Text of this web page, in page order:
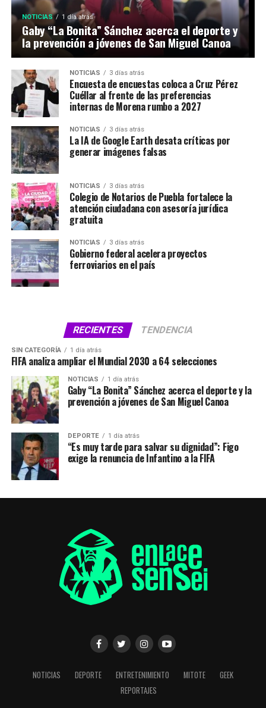
NOTICIAS 1 día atrás
Gaby “La Bonita” Sánchez acerca el deporte y
la prevención a jóvenes de San Miguel Canoa
NOTICIAS 3 días atrás
Encuesta de encuestas coloca a Cruz Pérez
Cuéllar al frente de las preferencias
internas de Morena rumbo a 2027
NOTICIAS 3 días atrás
La IA de Google Earth desata críticas por
generar imágenes falsas
NOTICIAS 3 días atrás
Colegio de Notarios de Puebla fortalece la
atención ciudadana con asesoría jurídica
gratuita
NOTICIAS 3 días atrás
Gobierno federal acelera proyectos
ferroviarios en el país
RECIENTES TENDENCIA
SIN CATEGORÍA 1 día atrás
FIFA analiza ampliar el Mundial 2030 a 64 selecciones
NOTICIAS 1 día atrás
Gaby “La Bonita” Sánchez acerca el deporte y la
prevención a jóvenes de San Miguel Canoa
DEPORTE 1 día atrás
“Es muy tarde para salvar su dignidad”: Figo
exige la renuncia de Infantino a la FIFA
NOTICIAS DEPORTE ENTRETENIMIENTO MITOTE
GEEK
REPORTAJES